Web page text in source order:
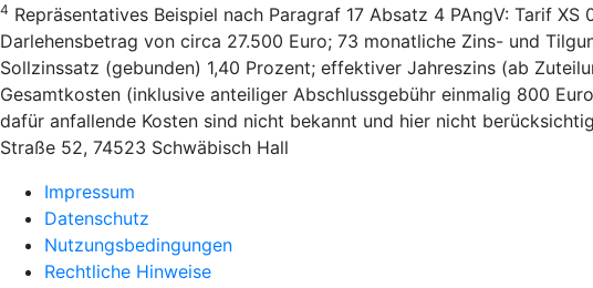
4 Repräsentatives Beispiel nach Paragraf 17 Absatz 4 PAngV: Tarif
Darlehensbetrag von circa 27.500 Euro; 73 monatliche Zins- und
Sollzinssatz (gebunden) 1,40 Prozent; effektiver Jahreszins (ab
Gesamtkosten (inklusive anteiliger Abschlussgebühr einmalig 800
dafür anfallende Kosten sind nicht bekannt und hier nicht
Straße 52, 74523 Schwäbisch Hall
Impressum
Datenschutz
Nutzungsbedingungen
Rechtliche Hinweise